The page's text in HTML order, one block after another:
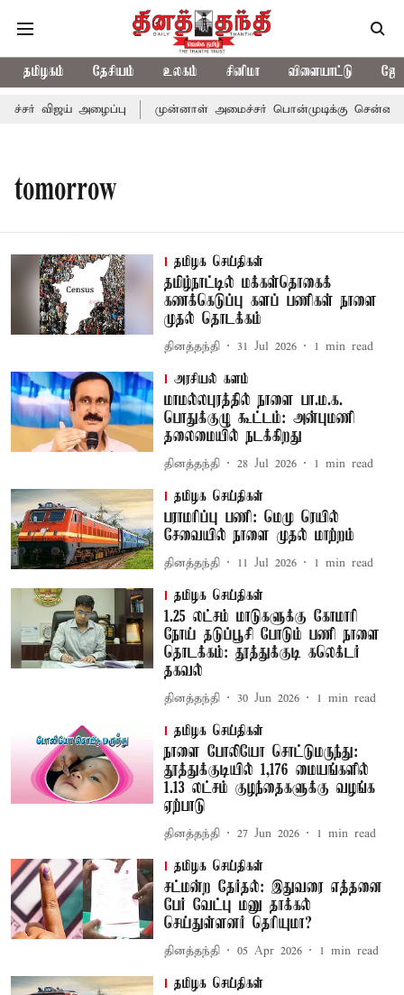
தமிழகம் தேசியம் உலகம் சினிமா விளையாட்டு
விஜய் அழைப்பு முன்னாள் அமைச்சர் பொன்முடிக்கு சென்னை
tomorrow
தமிழக செய்திகள்
தமிழ்நாட்டில் மக்கள்தொகைக்
கணக்கெடுப்பு களப் பணிகள் நாளை
முதல் தொடக்கம்
தினத்தந்தி 31 Jul 2026 1 min read
அரசியல் களம்
மாமல்லபுரத்தில் நாளை பா.ம.க.
பொதுக்குழு கூட்டம்: அன்புமணி
தலைமையில் நடக்கிறது
தினத்தந்தி 28 Jul 2026 1 min read
தமிழக செய்திகள்
பராமரிப்பு பணி: மெமு ரெயில்
சேவையில் நாளை முதல் மாற்றம்
தினத்தந்தி 11 Jul 2026 1 min read
தமிழக செய்திகள்
1.25 லட்சம் மாடுகளுக்கு கோமாரி
நோய் தடுப்பூசி போடும் பணி நாளை
தொடக்கம்: தூத்துக்குடி கலெக்டர்
தகவல்
தினத்தந்தி 30 Jun 2026 1 min read
தமிழக செய்திகள்
நாளை போலியோ சொட்டுமருந்து:
தூத்துக்குடியில் 1,176 மையங்களில்
1.13 லட்சம் குழந்தைகளுக்கு வழங்க
ஏற்பாடு
தினத்தந்தி 27 Jun 2026 1 min read
தமிழக செய்திகள்
சட்மன்ற தேர்தல்: இதுவரை எத்தனை
பேர் வேட்பு மனு தாக்கல்
செய்துள்ளனர் தெரியுமா?
தினத்தந்தி 05 Apr 2026 1 min read
தமிழக செய்திகள்